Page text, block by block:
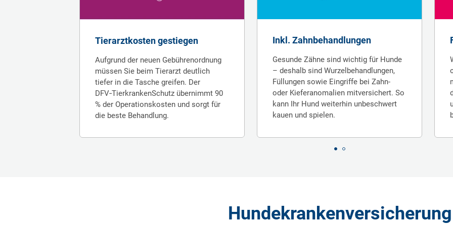
Tierarztkosten gestiegen
Aufgrund der neuen Gebühren­ordnung
müs­sen Sie beim Tier­arzt deutlich
tiefer in die Tasche greifen. Der
DFV‑TierkrankenSchutz über­nimmt 90
% der Operationskosten und sorgt für
die beste Behand­lung.
Inkl. Zahnbehandlungen
Gesunde Zähne sind wichtig für Hunde
– deshalb sind Wurzel­behandlungen,
Fül­lungen sowie Ein­griffe bei Zahn-
oder Kiefer­anomalien mit­versichert. So
kann Ihr Hund weiter­hin un­be­schwert
kauen und spielen.
Hundekrankenversicherung